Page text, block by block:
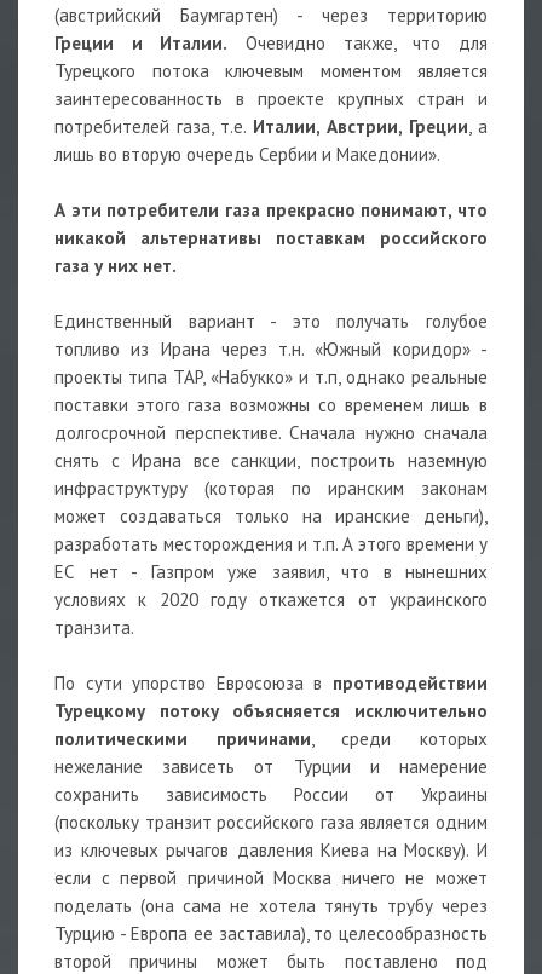
(австрийский Баумгартен) - через территорию
Греции и Италии. Очевидно также, что для
Турецкого потока ключевым моментом является
заинтересованность в проекте крупных стран и
потребителей газа, т.е. Италии, Австрии, Греции, а
лишь во вторую очередь Сербии и Македонии».
А эти потребители газа прекрасно понимают, что
никакой альтернативы поставкам российского
газа у них нет.
Единственный вариант - это получать голубое
топливо из Ирана через т.н. «Южный коридор» -
проекты типа TAP, «Набукко» и т.п, однако реальные
поставки этого газа возможны со временем лишь в
долгосрочной перспективе. Сначала нужно сначала
снять с Ирана все санкции, построить наземную
инфраструктуру (которая по иранским законам
может создаваться только на иранские деньги),
разработать месторождения и т.п. А этого времени у
ЕС нет - Газпром уже заявил, что в нынешних
условиях к 2020 году откажется от украинского
транзита.
По сути упорство Евросоюза в противодействии
Турецкому потоку объясняется исключительно
политическими причинами, среди которых
нежелание зависеть от Турции и намерение
сохранить зависимость России от Украины
(поскольку транзит российского газа является одним
из ключевых рычагов давления Киева на Москву). И
если с первой причиной Москва ничего не может
поделать (она сама не хотела тянуть трубу через
Турцию - Европа ее заставила), то целесообразность
второй причины может быть поставлено под